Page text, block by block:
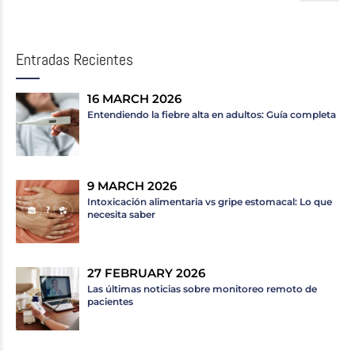
Entradas Recientes
16 MARCH 2026
Entendiendo la fiebre alta en adultos: Guía completa
9 MARCH 2026
Intoxicación alimentaria vs gripe estomacal: Lo que
necesita saber
27 FEBRUARY 2026
Las últimas noticias sobre monitoreo remoto de
pacientes